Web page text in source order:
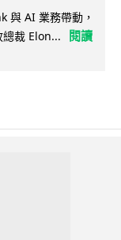
與 AI 業務帶動，
裁 Elon...
閱讀